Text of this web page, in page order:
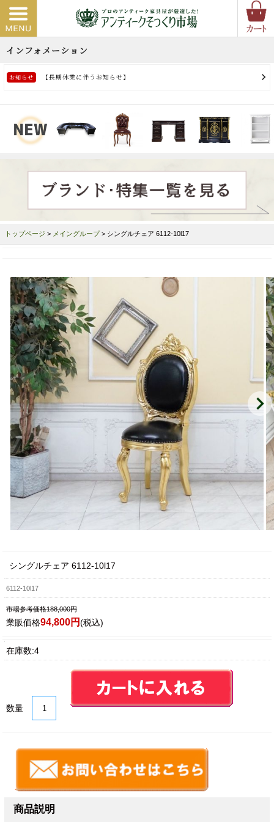
トップページ > メイングループ > シングルチェア 6112-10l17
シングルチェア 6112-10l17
6112-10l17
市場参考価格188,000円
業販価格94,800円(税込)
在庫数:4
数量
商品説明